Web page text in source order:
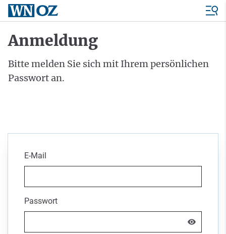
Anmeldung
Bitte melden Sie sich mit Ihrem persönlichen
Passwort an.
E-Mail
Passwort